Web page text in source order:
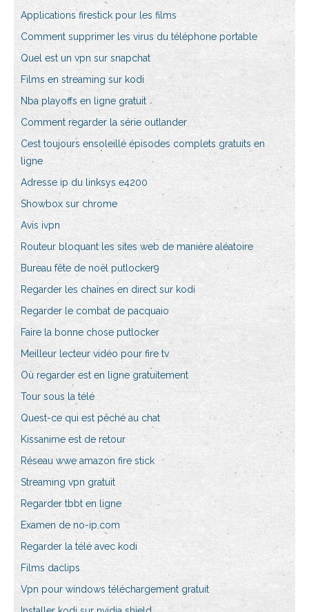
Applications firestick pour les films
Comment supprimer les virus du téléphone portable
Quel est un vpn sur snapchat
Films en streaming sur kodi
Nba playoffs en ligne gratuit
Comment regarder la série outlander
Cest toujours ensoleillé épisodes complets gratuits en
ligne
Adresse ip du linksys e4200
Showbox sur chrome
Avis ivpn
Routeur bloquant les sites web de manière aléatoire
Bureau fête de noël putlocker9
Regarder les chaînes en direct sur kodi
Regarder le combat de pacquaio
Faire la bonne chose putlocker
Meilleur lecteur vidéo pour fire tv
Où regarder est en ligne gratuitement
Tour sous la télé
Quest-ce qui est pêché au chat
Kissanime est de retour
Réseau wwe amazon fire stick
Streaming vpn gratuit
Regarder tbbt en ligne
Examen de no-ip.com
Regarder la télé avec kodi
Films daclips
Vpn pour windows téléchargement gratuit